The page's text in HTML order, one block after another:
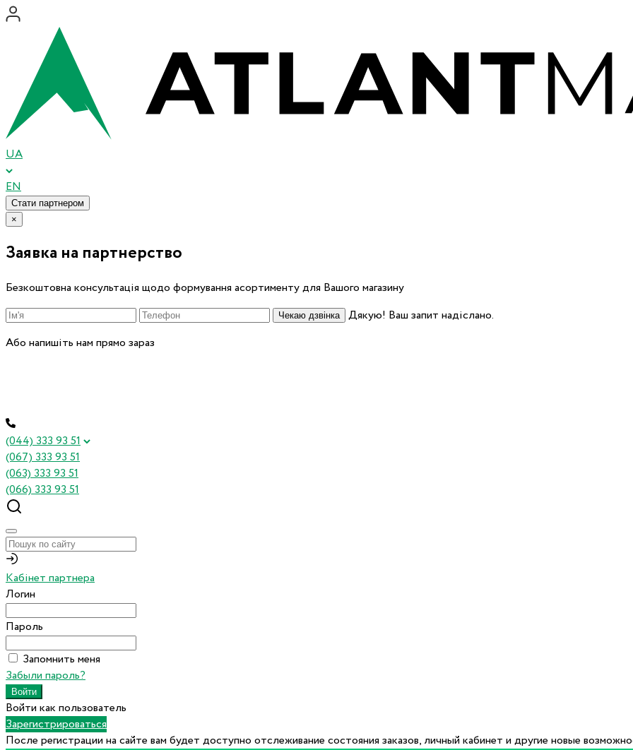
UA
EN
Стати партнером
×
Заявка на партнерство
Безкоштовна консультація щодо формування асортименту для Вашого магазину
Чекаю дзвінка
Дякую! Ваш запит надіслано.
Або напишіть нам прямо зараз
(044) 333 93 51
(067) 333 93 51
(063) 333 93 51
(066) 333 93 51
Кабінет партнера
Логин
Пароль
Запомнить меня
Забыли пароль?
Войти как пользователь
Зарегистрироваться
После регистрации на сайте вам будет доступно отслеживание состояния заказов, личный кабинет и другие новые